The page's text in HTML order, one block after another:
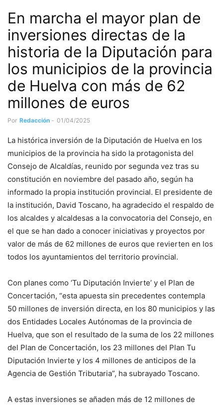
En marcha el mayor plan de
inversiones directas de la
historia de la Diputación para
los municipios de la provincia
de Huelva con más de 62
millones de euros
Por Redacción - 01/04/2025
La histórica inversión de la Diputación de Huelva en los
municipios de la provincia ha sido la protagonista del
Consejo de Alcaldías, reunido por segunda vez tras su
constitución en noviembre del pasado año, según ha
informado la propia institución provincial. El presidente de
la institución, David Toscano, ha agradecido el respaldo de
los alcaldes y alcaldesas a la convocatoria del Consejo, en
el que se han dado a conocer iniciativas y proyectos por
valor de más de 62 millones de euros que revierten en los
todos los ayuntamientos del territorio provincial.
Con planes como ‘Tu Diputación Invierte’ y el Plan de
Concertación, “esta apuesta sin precedentes contempla
50 millones de inversión directa, en los 80 municipios y las
dos Entidades Locales Autónomas de la provincia de
Huelva, que son el resultado de la suma de los 22 millones
del Plan de Concertación, los 23 millones del Plan Tu
Diputación Invierte y los 4 millones de anticipos de la
Agencia de Gestión Tributaria”, ha subrayado Toscano.
A estas inversiones se añaden más de 12 millones de